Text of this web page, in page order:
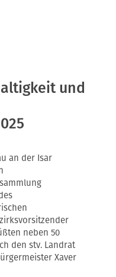
und
an der Isar
neben 50
den stv. Landrat
Xaver